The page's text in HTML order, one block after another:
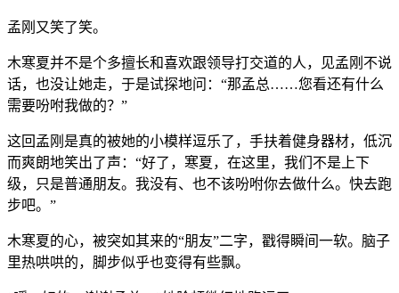
孟刚又笑了笑。
木寒夏并不是个多擅长和喜欢跟领导打交道的人，见孟刚不说
话，也没让她走，于是试探地问：“那孟总……您看还有什么
需要吩咐我做的？”
这回孟刚是真的被她的小模样逗乐了，手扶着健身器材，低沉
而爽朗地笑出了声：“好了，寒夏，在这里，我们不是上下
级，只是普通朋友。我没有、也不该吩咐你去做什么。快去跑
步吧。”
木寒夏的心，被突如其来的“朋友”二字，戳得瞬间一软。脑子
里热哄哄的，脚步似乎也变得有些飘。